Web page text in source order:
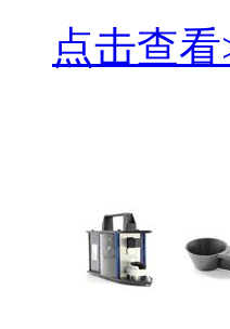
点击查看